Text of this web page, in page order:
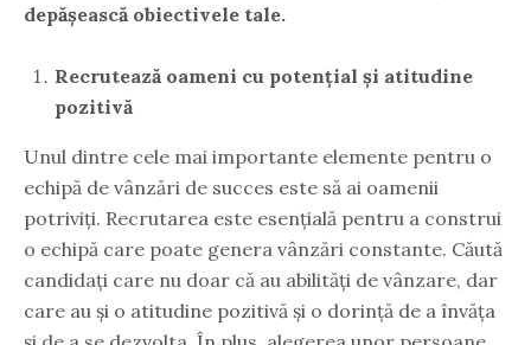
depășească obiectivele tale.
Recrutează oameni cu potențial și atitudine
pozitivă
Unul dintre cele mai importante elemente pentru o
echipă de vânzări de succes este să ai oamenii
potriviți. Recrutarea este esențială pentru a construi
o echipă care poate genera vânzări constante. Căută
candidați care nu doar că au abilități de vânzare, dar
care au și o atitudine pozitivă și o dorință de a învăța